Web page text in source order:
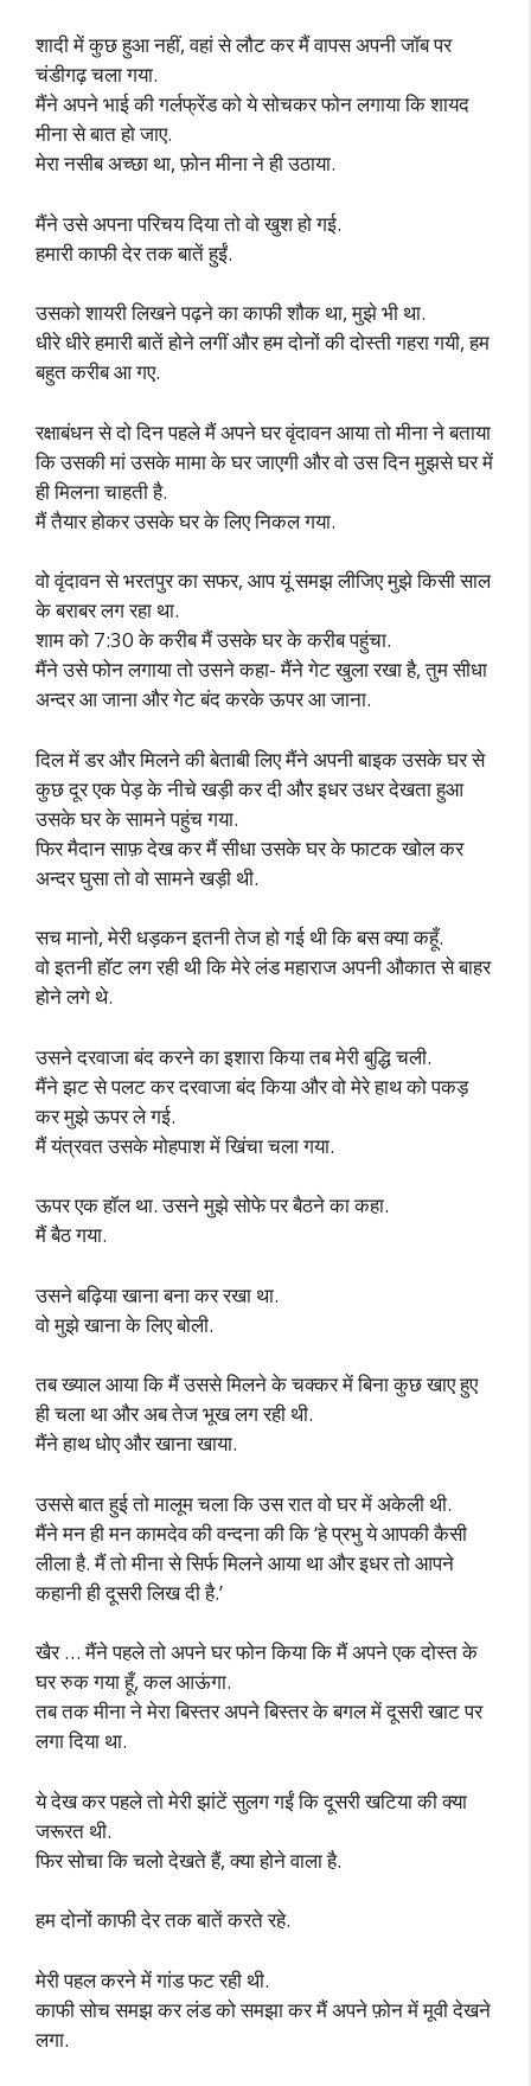
शादी में कुछ हुआ नहीं, वहां से लौट कर मैं वापस अपनी जॉब पर
चंडीगढ़ चला गया.
मैंने अपने भाई की गर्लफ्रेंड को ये सोचकर फोन लगाया कि शायद
मीना से बात हो जाए.
मेरा नसीब अच्छा था, फ़ोन मीना ने ही उठाया.
मैंने उसे अपना परिचय दिया तो वो खुश हो गई.
हमारी काफी देर तक बातें हुईं.
उसको शायरी लिखने पढ़ने का काफी शौक था, मुझे भी था.
धीरे धीरे हमारी बातें होने लगीं और हम दोनों की दोस्ती गहरा गयी, हम
बहुत करीब आ गए.
रक्षाबंधन से दो दिन पहले मैं अपने घर वृंदावन आया तो मीना ने बताया
कि उसकी मां उसके मामा के घर जाएगी और वो उस दिन मुझसे घर में
ही मिलना चाहती है.
मैं तैयार होकर उसके घर के लिए निकल गया.
वो वृंदावन से भरतपुर का सफर, आप यूं समझ लीजिए मुझे किसी साल
के बराबर लग रहा था.
शाम को 7:30 के करीब मैं उसके घर के करीब पहुंचा.
मैंने उसे फोन लगाया तो उसने कहा- मैंने गेट खुला रखा है, तुम सीधा
अन्दर आ जाना और गेट बंद करके ऊपर आ जाना.
दिल में डर और मिलने की बेताबी लिए मैंने अपनी बाइक उसके घर से
कुछ दूर एक पेड़ के नीचे खड़ी कर दी और इधर उधर देखता हुआ
उसके घर के सामने पहुंच गया.
फिर मैदान साफ़ देख कर मैं सीधा उसके घर के फाटक खोल कर
अन्दर घुसा तो वो सामने खड़ी थी.
सच मानो, मेरी धड़कन इतनी तेज हो गई थी कि बस क्या कहूँ.
वो इतनी हॉट लग रही थी कि मेरे लंड महाराज अपनी औकात से बाहर
होने लगे थे.
उसने दरवाजा बंद करने का इशारा किया तब मेरी बुद्धि चली.
मैंने झट से पलट कर दरवाजा बंद किया और वो मेरे हाथ को पकड़
कर मुझे ऊपर ले गई.
मैं यंत्रवत उसके मोहपाश में खिंचा चला गया.
ऊपर एक हॉल था. उसने मुझे सोफे पर बैठने का कहा.
मैं बैठ गया.
उसने बढ़िया खाना बना कर रखा था.
वो मुझे खाना के लिए बोली.
तब ख्याल आया कि मैं उससे मिलने के चक्कर में बिना कुछ खाए हुए
ही चला था और अब तेज भूख लग रही थी.
मैंने हाथ धोए और खाना खाया.
उससे बात हुई तो मालूम चला कि उस रात वो घर में अकेली थी.
मैंने मन ही मन कामदेव की वन्दना की कि ‘हे प्रभु ये आपकी कैसी
लीला है. मैं तो मीना से सिर्फ मिलने आया था और इधर तो आपने
कहानी ही दूसरी लिख दी है.’
खैर … मैंने पहले तो अपने घर फोन किया कि मैं अपने एक दोस्त के
घर रुक गया हूँ, कल आऊंगा.
तब तक मीना ने मेरा बिस्तर अपने बिस्तर के बगल में दूसरी खाट पर
लगा दिया था.
ये देख कर पहले तो मेरी झांटें सुलग गईं कि दूसरी खटिया की क्या
जरूरत थी.
फिर सोचा कि चलो देखते हैं, क्या होने वाला है.
हम दोनों काफी देर तक बातें करते रहे.
मेरी पहल करने में गांड फट रही थी.
काफी सोच समझ कर लंड को समझा कर मैं अपने फ़ोन में मूवी देखने
लगा.